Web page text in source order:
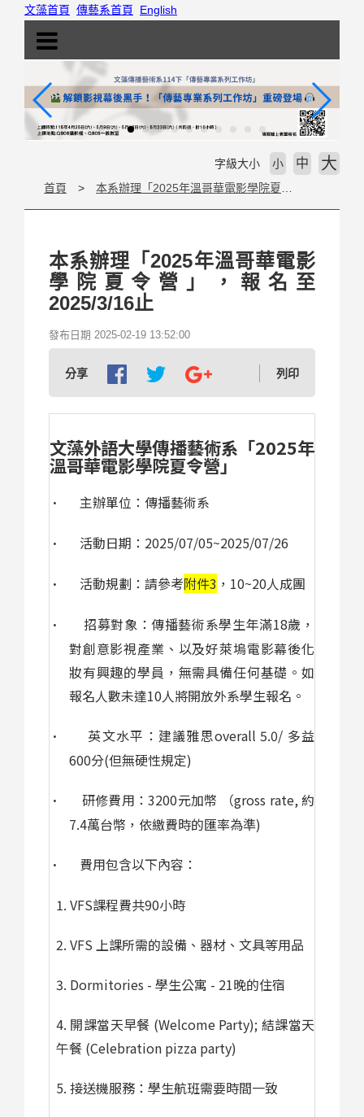
文藻首頁 傳藝系首頁 English
首頁
字級大小 小 中 大
本系辦理「2025年溫哥華電影
學院夏令營」，報名至
2025/3/16止
發布日期 2025-02-19 13:52:00
分享 列印
文藻外語大學傳播藝術系「2025年
溫哥華電影學院夏令營」
· 主辦單位：傳播藝術系
· 活動日期： 2025/07/05~2025/07/26
· 活動規劃：請參考附件3 ， 10~20人成團
· 招募對象：傳播藝術系學生年滿18歲，
對創意影視產業、以及好萊塢電影幕後化
妝有興趣的學員，無需具備任何基礎。如
報名人數未達10人將開放外系學生報名。
· 英文水平：建議雅思overall 5.0/ 多益
600分(但無硬性規定)
· 研修費用：3200元加幣 （gross rate,約
7.4萬台幣，依繳費時的匯率為準)
· 費用包含以下內容：
1. VFS課程費共90小時
2. VFS 上課所需的設備、器材、文具等用品
3. Dormitories - 學生公寓 - 21晚的住宿
4. 開課當天早餐 (Welcome Party); 結課當天
午餐 (Celebration pizza party)
5. 接送機服務：學生航班需要時間一致